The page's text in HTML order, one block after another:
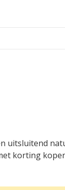
uitsluitend
korting